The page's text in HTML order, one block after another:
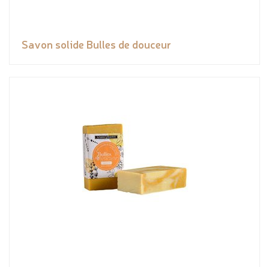
Savon solide Bulles de douceur